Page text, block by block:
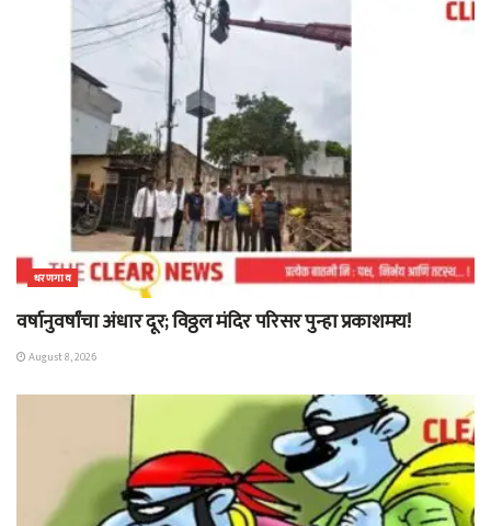
धरणगाव
वर्षानुवर्षांचा अंधार दूर; विठ्ठल मंदिर परिसर पुन्हा प्रकाशमय!
August 8, 2026